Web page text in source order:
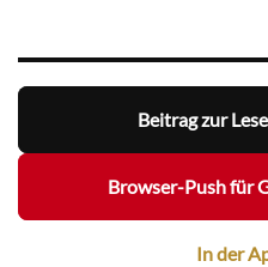
Beitrag zur
Browser-Push für
In der